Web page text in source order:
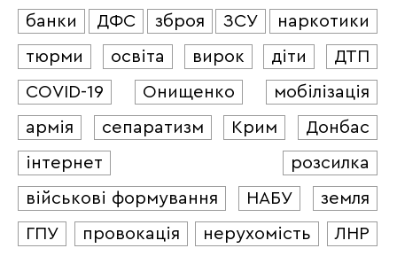
банки ДФС зброя ЗСУ
наркотики
тюрми
освіта вирок діти
ДТП
COVID-19
Онищенко
мобілізація
армія
сепаратизм Крим
Донбас
інтернет
розсилка
військові формування
НАБУ
земля
ГПУ
провокація нерухомість
ЛНР